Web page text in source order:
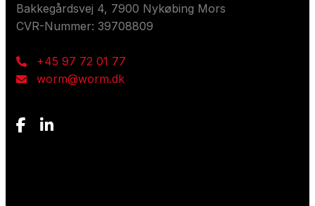
Bakkegårdsvej 4, 7900 Nykøbing Mors
CVR-Nummer: 39708809
+45 97 72 01 77
worm@worm.dk